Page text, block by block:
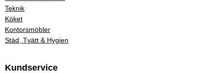
Teknik
Köket
Kontorsmöbler
Städ, Tvätt & Hygien
Kundservice